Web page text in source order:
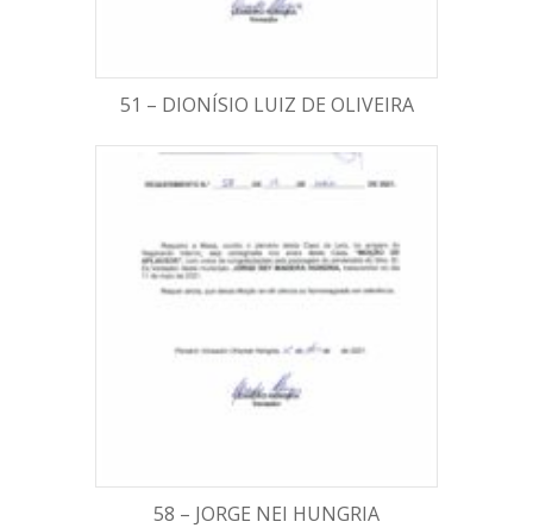
51 – DIONÍSIO LUIZ DE OLIVEIRA
58 – JORGE NEI HUNGRIA